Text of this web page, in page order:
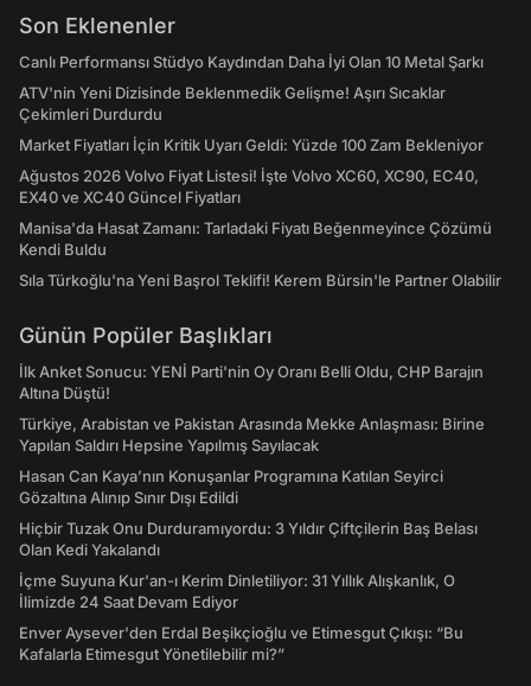
Son Eklenenler
Canlı Performansı Stüdyo Kaydından Daha İyi Olan 10 Metal Şarkı
ATV'nin Yeni Dizisinde Beklenmedik Gelişme! Aşırı Sıcaklar
Çekimleri Durdurdu
Market Fiyatları İçin Kritik Uyarı Geldi: Yüzde 100 Zam Bekleniyor
Ağustos 2026 Volvo Fiyat Listesi! İşte Volvo XC60, XC90, EC40,
EX40 ve XC40 Güncel Fiyatları
Manisa'da Hasat Zamanı: Tarladaki Fiyatı Beğenmeyince Çözümü
Kendi Buldu
Sıla Türkoğlu'na Yeni Başrol Teklifi! Kerem Bürsin'le Partner Olabilir
Günün Popüler Başlıkları
İlk Anket Sonucu: YENİ Parti'nin Oy Oranı Belli Oldu, CHP Barajın
Altına Düştü!
Türkiye, Arabistan ve Pakistan Arasında Mekke Anlaşması: Birine
Yapılan Saldırı Hepsine Yapılmış Sayılacak
Hasan Can Kaya’nın Konuşanlar Programına Katılan Seyirci
Gözaltına Alınıp Sınır Dışı Edildi
Hiçbir Tuzak Onu Durduramıyordu: 3 Yıldır Çiftçilerin Baş Belası
Olan Kedi Yakalandı
İçme Suyuna Kur'an-ı Kerim Dinletiliyor: 31 Yıllık Alışkanlık, O
İlimizde 24 Saat Devam Ediyor
Enver Aysever'den Erdal Beşikçioğlu ve Etimesgut Çıkışı: “Bu
Kafalarla Etimesgut Yönetilebilir mi?”